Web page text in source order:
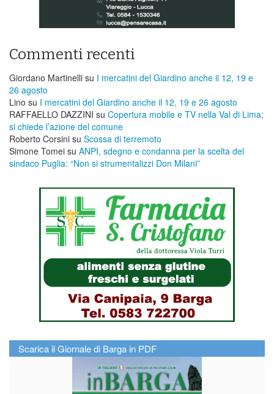
Commenti recenti
Giordano Martinelli su I mercatini del Giardino anche il 12, 19 e
26 agosto
Lino su I mercatini del Giardino anche il 12, 19 e 26 agosto
RAFFAELLO DAZZINI su ​Copertura mobile e TV nella Val di Lima;
si chiede l’azione del comune
Roberto Corsini su Scossa di terremoto
Simone Tomei su ANPI, sdegno e condanna per la scelta del
sindaco Puglia: “Non si strumentalizzi Don Milani”
Scarica il Giornale di Barga in PDF